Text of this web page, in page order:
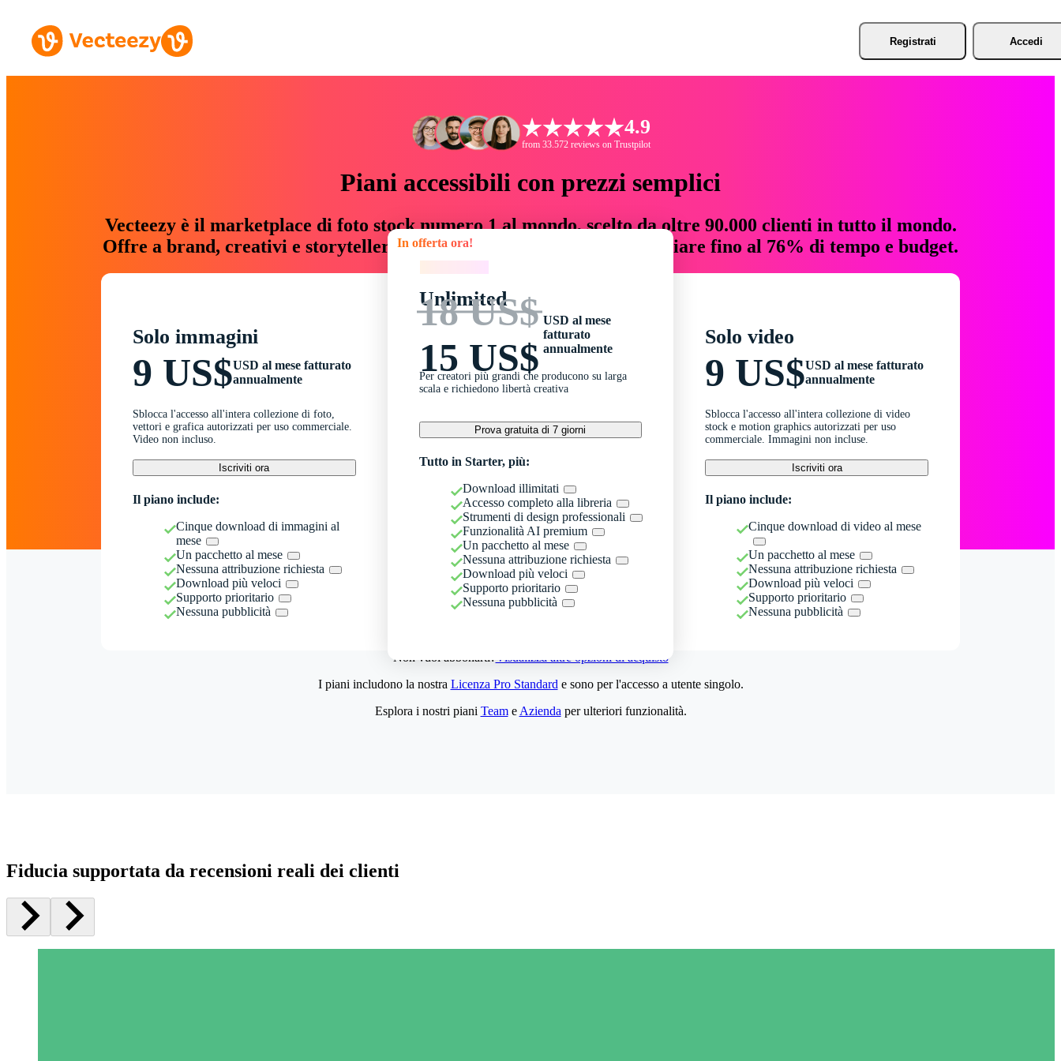
Registrati Accedi
4.9
from 33.572 reviews on Trustpilot
Piani accessibili con prezzi semplici
Vecteezy è il marketplace di foto stock numero 1 al mondo, scelto da oltre 90.000 clienti in tutto il mondo.
Offre a brand, creativi e storyteller risorse creative che fanno risparmiare fino al 76% di tempo e budget.
Solo immagini
9 US$USD al mese fatturato
annualmente
Sblocca l'accesso all'intera collezione di foto,
vettori e grafica autorizzati per uso commerciale.
Video non incluso.
Iscriviti ora
Il piano include:
Cinque download di immagini al
mese
Un pacchetto al mese
Nessuna attribuzione richiesta
Download più veloci
Supporto prioritario
Nessuna pubblicità
In offerta ora!
Unlimited
18 US$
15 US$
USD al mese
fatturato
annualmente
Per creatori più grandi che producono su larga
scala e richiedono libertà creativa
Prova gratuita di 7 giorni
Tutto in Starter, più:
Download illimitati
Accesso completo alla libreria
Strumenti di design professionali
Funzionalità AI premium
Un pacchetto al mese
Nessuna attribuzione richiesta
Download più veloci
Supporto prioritario
Nessuna pubblicità
Solo video
9 US$USD al mese fatturato
annualmente
Sblocca l'accesso all'intera collezione di video
stock e motion graphics autorizzati per uso
commerciale. Immagini non incluse.
Iscriviti ora
Il piano include:
Cinque download di video al mese
Un pacchetto al mese
Nessuna attribuzione richiesta
Download più veloci
Supporto prioritario
Nessuna pubblicità
Non vuoi abbonarti?Visualizza altre opzioni di acquisto
I piani includono la nostra Licenza Pro Standard e sono per l'accesso a utente singolo.
Esplora i nostri piani Teame Azienda per ulteriori funzionalità.
Fiducia supportata da recensioni reali dei clienti